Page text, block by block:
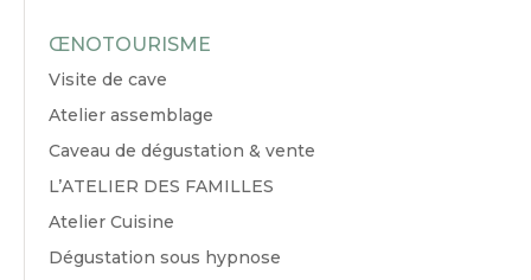
ŒNOTOURISME
Visite de cave
Atelier assemblage
Caveau de dégustation & vente
L’ATELIER DES FAMILLES
Atelier Cuisine
Dégustation sous hypnose